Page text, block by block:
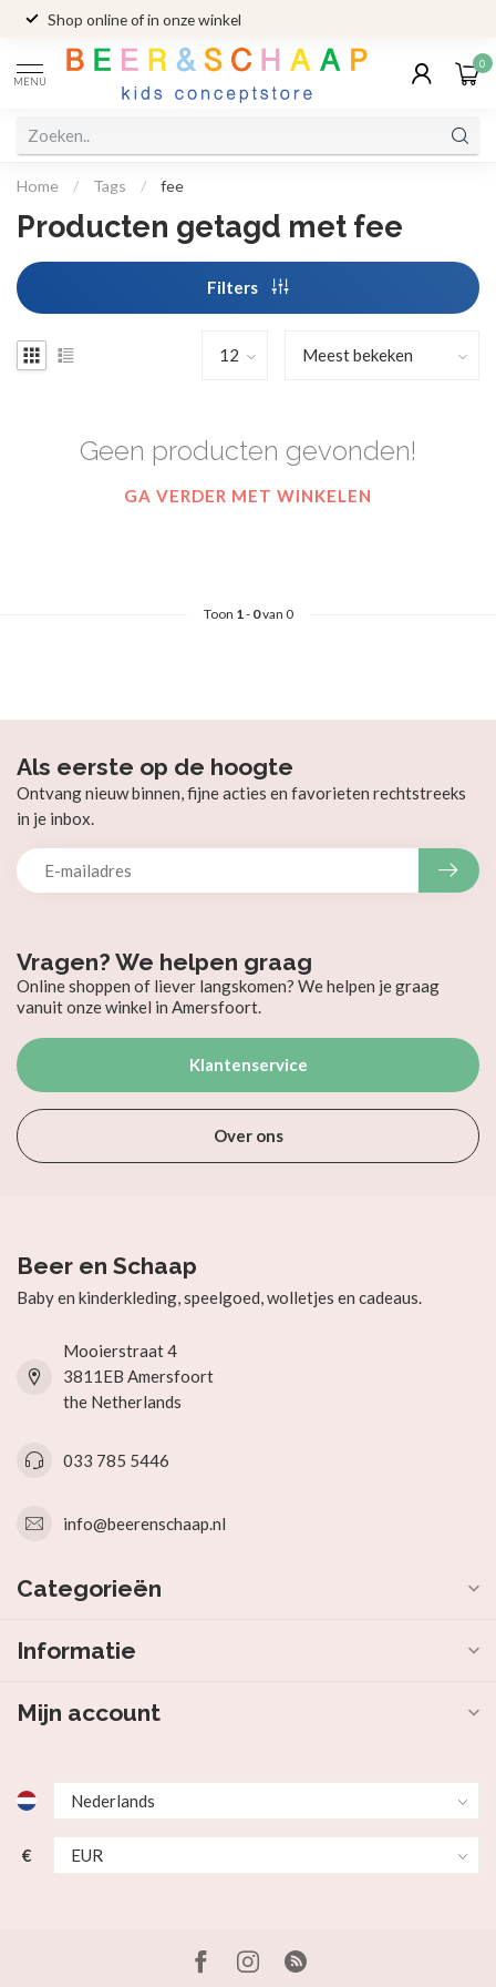
Shop online of in onze winkel
MENU
0
Home / Tags / fee
Producten getagd met fee
Filters
Geen producten gevonden!
GA VERDER MET WINKELEN
Toon 1- 0van 0
Vragen? We helpen graag
Online shoppen of liever langskomen? We helpen je graag
vanuit onze winkel in Amersfoort.
Klantenservice
Over ons
Als eerste op de hoogte
Ontvang nieuw binnen, fijne acties en favorieten rechtstreeks
in je inbox.
Beer en Schaap
Baby en kinderkleding, speelgoed, wolletjes en cadeaus.
Mooierstraat 4
3811EB Amersfoort
the Netherlands
033 785 5446
info@beerenschaap.nl
Categorieën
Informatie
Mijn account
€